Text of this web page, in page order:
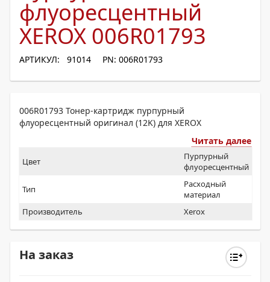
флуоресцентный
XEROX 006R01793
АРТИКУЛ: 91014 PN: 006R01793
006R01793 Тонер-картридж пурпурный
флуоресцентный оригинал (12K) для XEROX
Читать далее
Цвет
Пурпурный
флуоресцентный
Тип
Расходный
материал
Производитель
Xerox
На заказ